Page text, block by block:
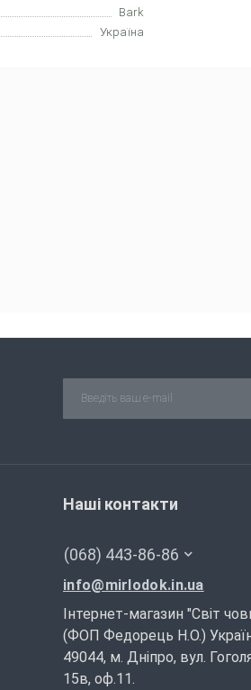
Bark
Україна
Наші контакти
(068) 443-86-86
info@mirlodok.in.ua
Інтернет-магазин "Світ
(ФОП Федорець Н.О.)
49044, м. Дніпро, вул.
15в, оф.11.